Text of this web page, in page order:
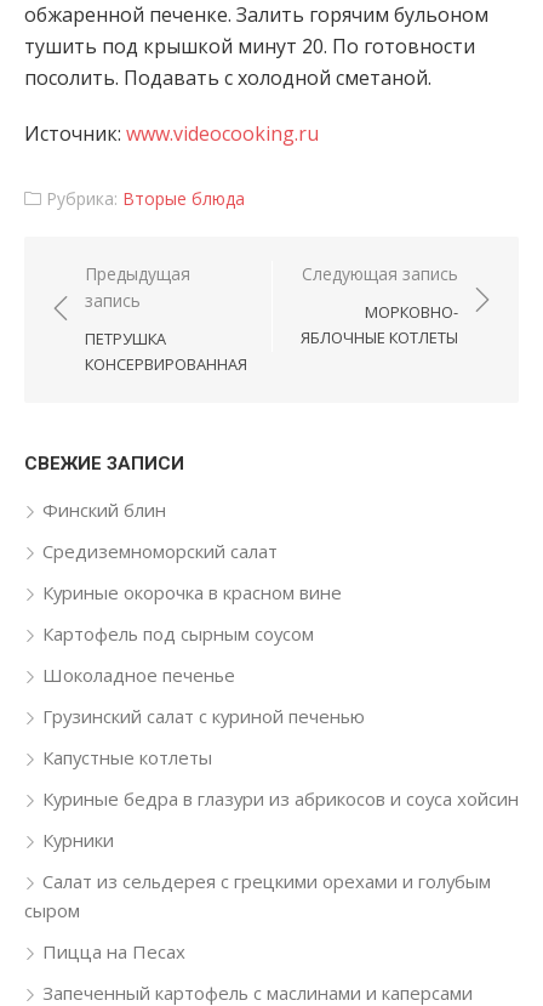
обжаренной печенке. Залить горячим бульоном
тушить под крышкой минут 20. По готовности
посолить. Подавать с холодной сметаной.
Источник: www.videocooking.ru
Рубрика: Вторые блюда
Навигация по записям
Предыдущая
запись
ПЕТРУШКА
КОНСЕРВИРОВАННАЯ
Следующая запись
МОРКОВНО-
ЯБЛОЧНЫЕ КОТЛЕТЫ
СВЕЖИЕ ЗАПИСИ
Финский блин
Средиземноморский салат
Куриные окорочка в красном вине
Картофель под сырным соусом
Шоколадное печенье
Грузинский салат с куриной печенью
Капустные котлеты
Куриные бедра в глазури из абрикосов и соуса хойсин
Курники
Салат из сельдерея с грецкими орехами и голубым
сыром
Пицца на Песах
Запеченный картофель с маслинами и каперсами